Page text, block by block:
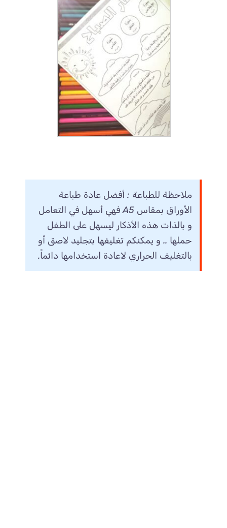
ملاحظة للطباعة : أفضل عادة طباعة
الأوراق بمقاس A5 فهي أسهل في التعامل
و بالذات هذه الأذكار ليسهل على الطفل
حملها .. و يمكنكم تغليفها بتجليد لاصق أو
بالتغليف الحراري لاعادة استخدامها دائماً.